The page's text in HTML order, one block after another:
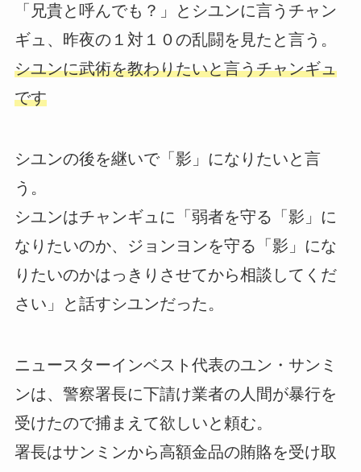
「兄貴と呼んでも？」とシユンに言うチャン
ギュ、昨夜の１対１０の乱闘を見たと言う。
シユンに武術を教わりたいと言うチャンギュ
です
シユンの後を継いで「影」になりたいと言
う。
シユンはチャンギュに「弱者を守る「影」に
なりたいのか、ジョンヨンを守る「影」にな
りたいのかはっきりさせてから相談してくだ
さい」と話すシユンだった。
ニュースターインベスト代表のユン・サンミ
ンは、警察署長に下請け業者の人間が暴行を
受けたので捕まえて欲しいと頼む。
署長はサンミンから高額金品の賄賂を受け取